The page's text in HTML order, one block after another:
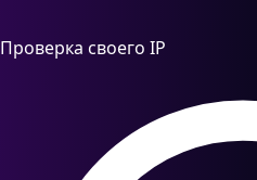
Проверка своего IP